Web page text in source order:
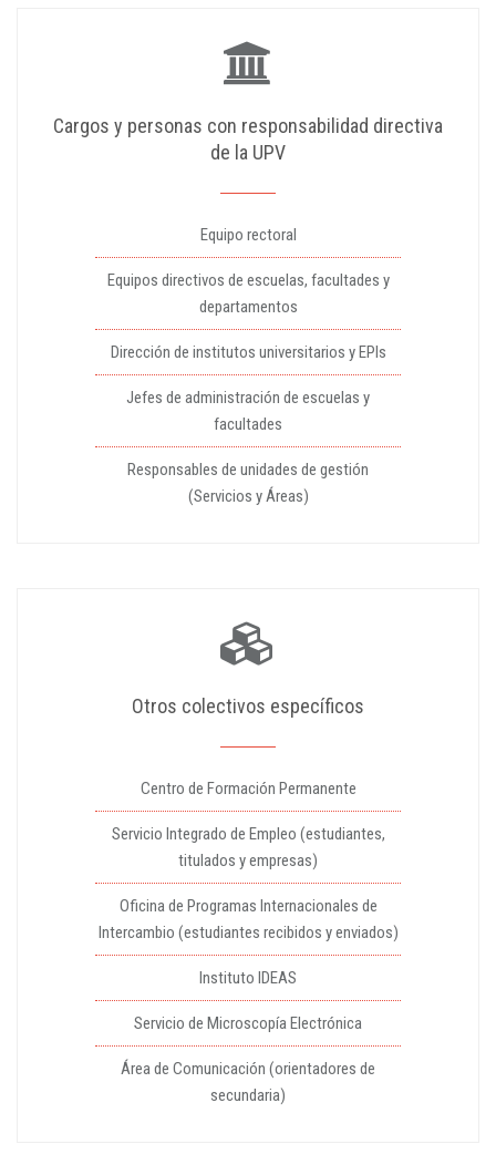
Cargos y personas con responsabilidad directiva
de la UPV
Equipo rectoral
Equipos directivos de escuelas, facultades y
departamentos
Dirección de institutos universitarios y EPIs
Jefes de administración de escuelas y
facultades
Responsables de unidades de gestión
(Servicios y Áreas)
Otros colectivos específicos
Centro de Formación Permanente
Servicio Integrado de Empleo (estudiantes,
titulados y empresas)
Oficina de Programas Internacionales de
Intercambio (estudiantes recibidos y enviados)
Instituto IDEAS
Servicio de Microscopía Electrónica
Área de Comunicación (orientadores de
secundaria)